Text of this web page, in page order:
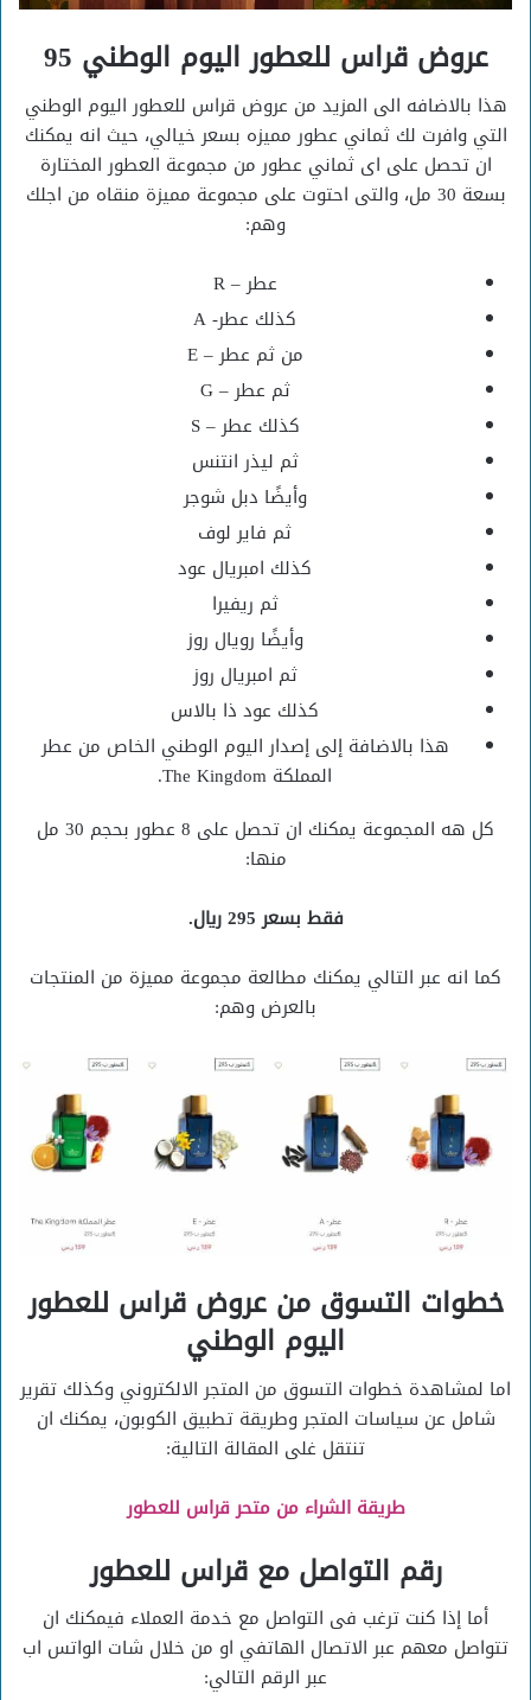
عروض قراس للعطور اليوم الوطني 95
هذا بالاضافه الى المزيد من عروض قراس للعطور اليوم الوطني
التي وافرت لك ثماني عطور مميزه بسعر خيالي، حيث انه يمكنك
ان تحصل على اى ثماني عطور من مجموعة العطور المختارة
بسعة 30 مل، والتى احتوت على مجموعة مميزة منقاه من اجلك
وهم:
عطر – R
كذلك عطر- A
من ثم عطر – E
ثم عطر – G
كذلك عطر – S
ثم ليذر انتنس
وأيضًا دبل شوجر
ثم فاير لوف
كذلك امبريال عود
ثم ريفيرا
وأيضًا رويال روز
ثم امبريال روز
كذلك عود ذا بالاس
هذا بالاضافة إلى إصدار اليوم الوطني الخاص من عطر
المملكة The Kingdom.
كل هه المجموعة يمكنك ان تحصل على 8 عطور بحجم 30 مل
منها:
فقط بسعر 295 ريال.
كما انه عبر التالي يمكنك مطالعة مجموعة مميزة من المنتجات
بالعرض وهم:
خطوات التسوق من عروض قراس للعطور
اليوم الوطني
اما لمشاهدة خطوات التسوق من المتجر الالكتروني وكذلك تقرير
شامل عن سياسات المتجر وطريقة تطبيق الكوبون، يمكنك ان
تنتقل غلى المقالة التالية:
طريقة الشراء من متحر قراس للعطور
رقم التواصل مع قراس للعطور
أما إذا كنت ترغب فى التواصل مع خدمة العملاء فيمكنك ان
تتواصل معهم عبر الاتصال الهاتفي او من خلال شات الواتس اب
عبر الرقم التالي: